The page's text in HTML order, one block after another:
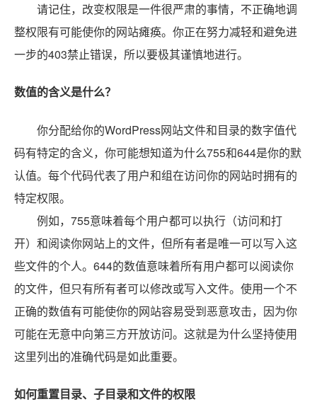
请记住，改变权限是一件很严肃的事情，不正确地调
整权限有可能使你的网站瘫痪。你正在努力减轻和避免进
一步的403禁止错误，所以要极其谨慎地进行。
数值的含义是什么？
你分配给你的WordPress网站文件和目录的数字值代
码有特定的含义，你可能想知道为什么755和644是你的默
认值。每个代码代表了用户和组在访问你的网站时拥有的
特定权限。
例如，755意味着每个用户都可以执行（访问和打
开）和阅读你网站上的文件，但所有者是唯一可以写入这
些文件的个人。644的数值意味着所有用户都可以阅读你
的文件，但只有所有者可以修改或写入文件。使用一个不
正确的数值有可能使你的网站容易受到恶意攻击，因为你
可能在无意中向第三方开放访问。这就是为什么坚持使用
这里列出的准确代码是如此重要。
如何重置目录、子目录和文件的权限